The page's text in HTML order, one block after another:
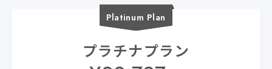
Platinum Plan
プラチナプラン